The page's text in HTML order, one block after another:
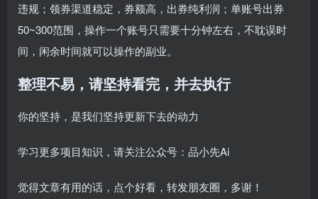
违规；领券渠道稳定，券额高，出券纯利润；单账号出券
50~300范围，操作一个账号只需要十分钟左右，不耽误时
间，闲余时间就可以操作的副业。
整理不易，请坚持看完，并去执行
你的坚持，是我们坚持更新下去的动力
学习更多项目知识，请关注公众号：品小先Ai
觉得文章有用的话，点个好看，转发朋友圈，多谢！